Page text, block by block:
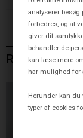
analyserer besøg
forbedres, og at
giver dit
behandler de
kan læse mere
har mulighed for
Herunder kan
typer af cookies
RELATEREDE